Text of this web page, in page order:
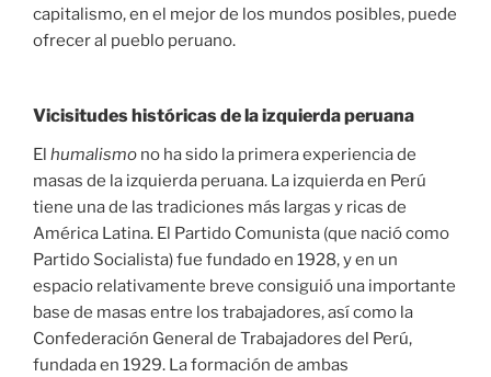
capitalismo, en el mejor de los mundos posibles, puede
ofrecer al pueblo peruano.
Vicisitudes históricas de la izquierda peruana
El humalismo no ha sido la primera experiencia de
masas de la izquierda peruana. La izquierda en Perú
tiene una de las tradiciones más largas y ricas de
América Latina. El Partido Comunista (que nació como
Partido Socialista) fue fundado en 1928, y en un
espacio relativamente breve consiguió una importante
base de masas entre los trabajadores, así como la
Confederación General de Trabajadores del Perú,
fundada en 1929. La formación de ambas